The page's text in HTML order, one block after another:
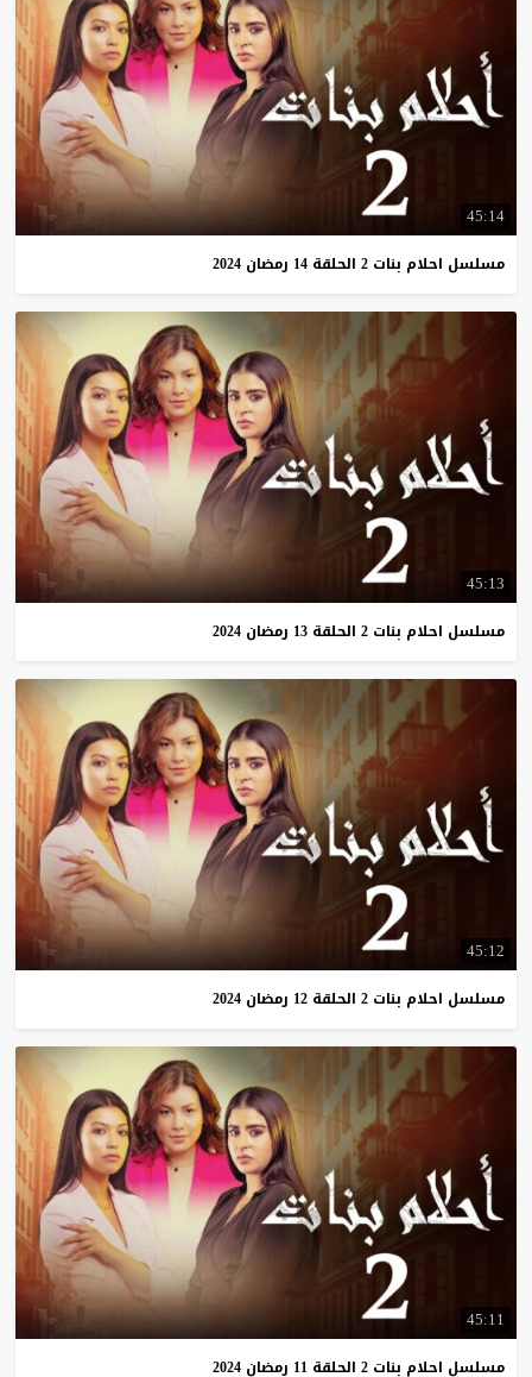
45:14
مسلسل احلام بنات 2 الحلقة 14 رمضان 2024
45:13
مسلسل احلام بنات 2 الحلقة 13 رمضان 2024
45:12
مسلسل احلام بنات 2 الحلقة 12 رمضان 2024
45:11
مسلسل احلام بنات 2 الحلقة 11 رمضان 2024